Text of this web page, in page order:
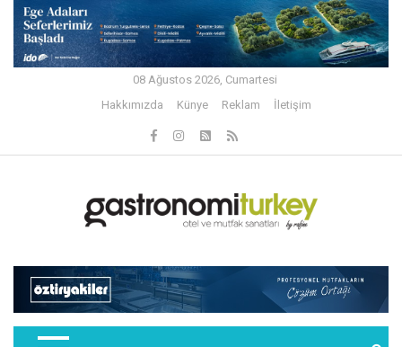
08 Ağustos 2026, Cumartesi
Hakkımızda
Künye Reklam İletişim